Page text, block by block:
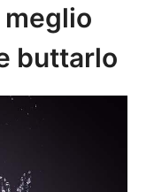
meglio
buttarlo